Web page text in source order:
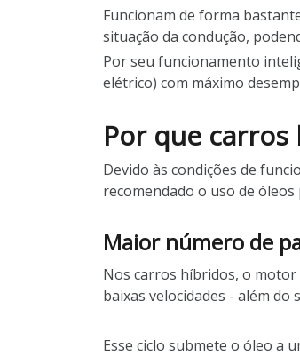
Funcionam de forma
situação da condução,
Por seu funcionamento
elétrico) com máximo
Por que carros
Devido às condições de
recomendado o uso de
Maior número de
Nos carros híbridos, o motor
baixas velocidades - além do
Esse ciclo submete o óleo a